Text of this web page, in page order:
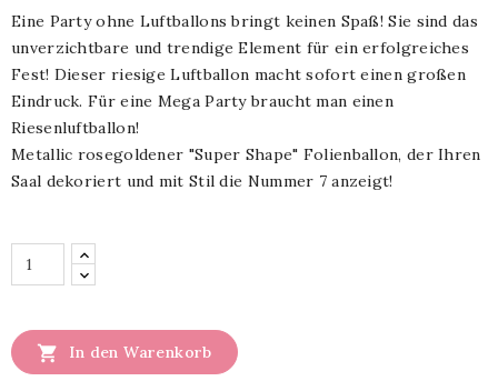
Eine Party ohne Luftballons bringt keinen Spaß! Sie sind das
unverzichtbare und trendige Element für ein erfolgreiches
Fest! Dieser riesige Luftballon macht sofort einen großen
Eindruck. Für eine Mega Party braucht man einen
Riesenluftballon!
Metallic rosegoldener "Super Shape" Folienballon, der Ihren
Saal dekoriert und mit Stil die Nummer 7 anzeigt!
 In den Warenkorb